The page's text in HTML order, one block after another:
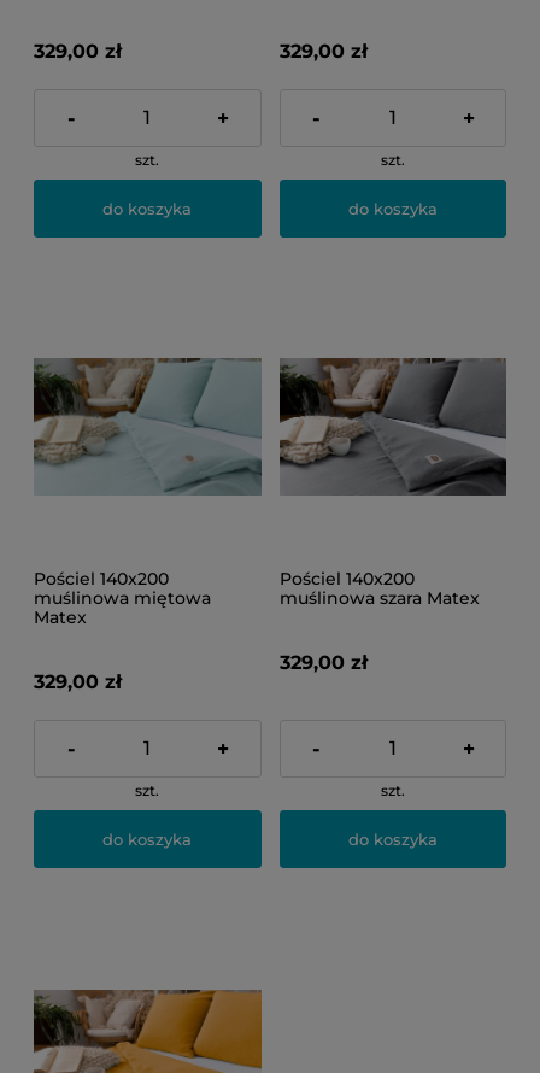
329,00 zł
- +
szt.
do koszyka
329,00 zł
- +
szt.
do koszyka
Pościel 140x200
muślinowa miętowa
Matex
329,00 zł
- +
szt.
do koszyka
Pościel 140x200
muślinowa szara Matex
329,00 zł
- +
szt.
do koszyka